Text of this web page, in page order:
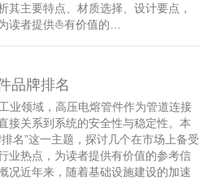
其主要特点、材质选择、设计要点，
读者提供⛵️有价值的…
品牌排名
业领域，高压电熔管件作为管道连接
接关系到系统的安全性与稳定性。本
名”这一主题，探讨几个在市场上备受
业热点，为读者提供有价值的参考信
况近年来，随着基础设施建设的加速